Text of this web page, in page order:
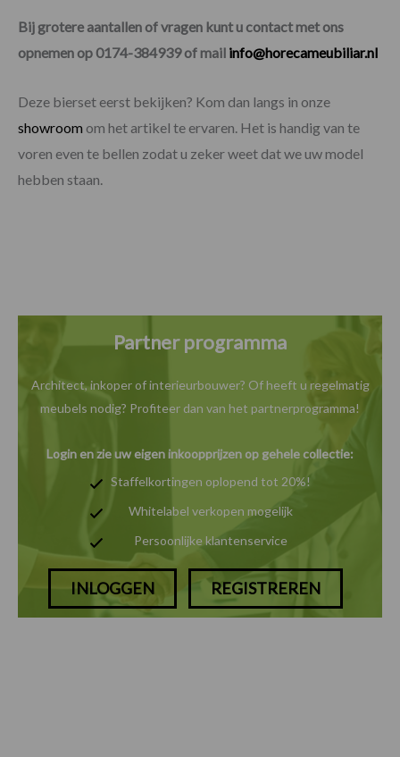
Bij grotere aantallen of vragen kunt u contact met ons
opnemen op 0174-384939 of mail info@horecameubiliar.nl
Deze bierset eerst bekijken? Kom dan langs in onze
showroom om het artikel te ervaren. Het is handig van te
voren even te bellen zodat u zeker weet dat we uw model
hebben staan.
Partner programma
Architect, inkoper of interieurbouwer? Of heeft u regelmatig
meubels nodig? Profiteer dan van het partnerprogramma!
Login en zie uw eigen inkoopprijzen op gehele collectie:
Staffelkortingen oplopend tot 20%!
Whitelabel verkopen mogelijk
Persoonlijke klantenservice
INLOGGEN REGISTREREN